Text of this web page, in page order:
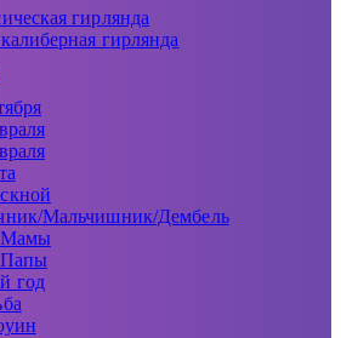
гирлянда
гирлянда
Мальчишник/Дембель
Мамы
год